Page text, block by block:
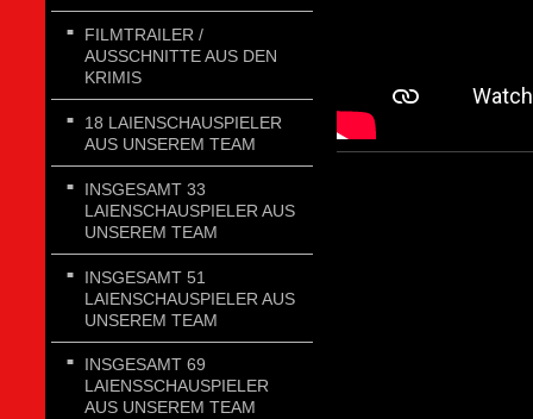
FILMTRAILER /
AUSSCHNITTE AUS DEN
KRIMIS
18 LAIENSCHAUSPIELER
AUS UNSEREM TEAM
INSGESAMT 33
LAIENSCHAUSPIELER AUS
UNSEREM TEAM
INSGESAMT 51
LAIENSCHAUSPIELER AUS
UNSEREM TEAM
INSGESAMT 69
LAIENSSCHAUSPIELER
AUS UNSEREM TEAM